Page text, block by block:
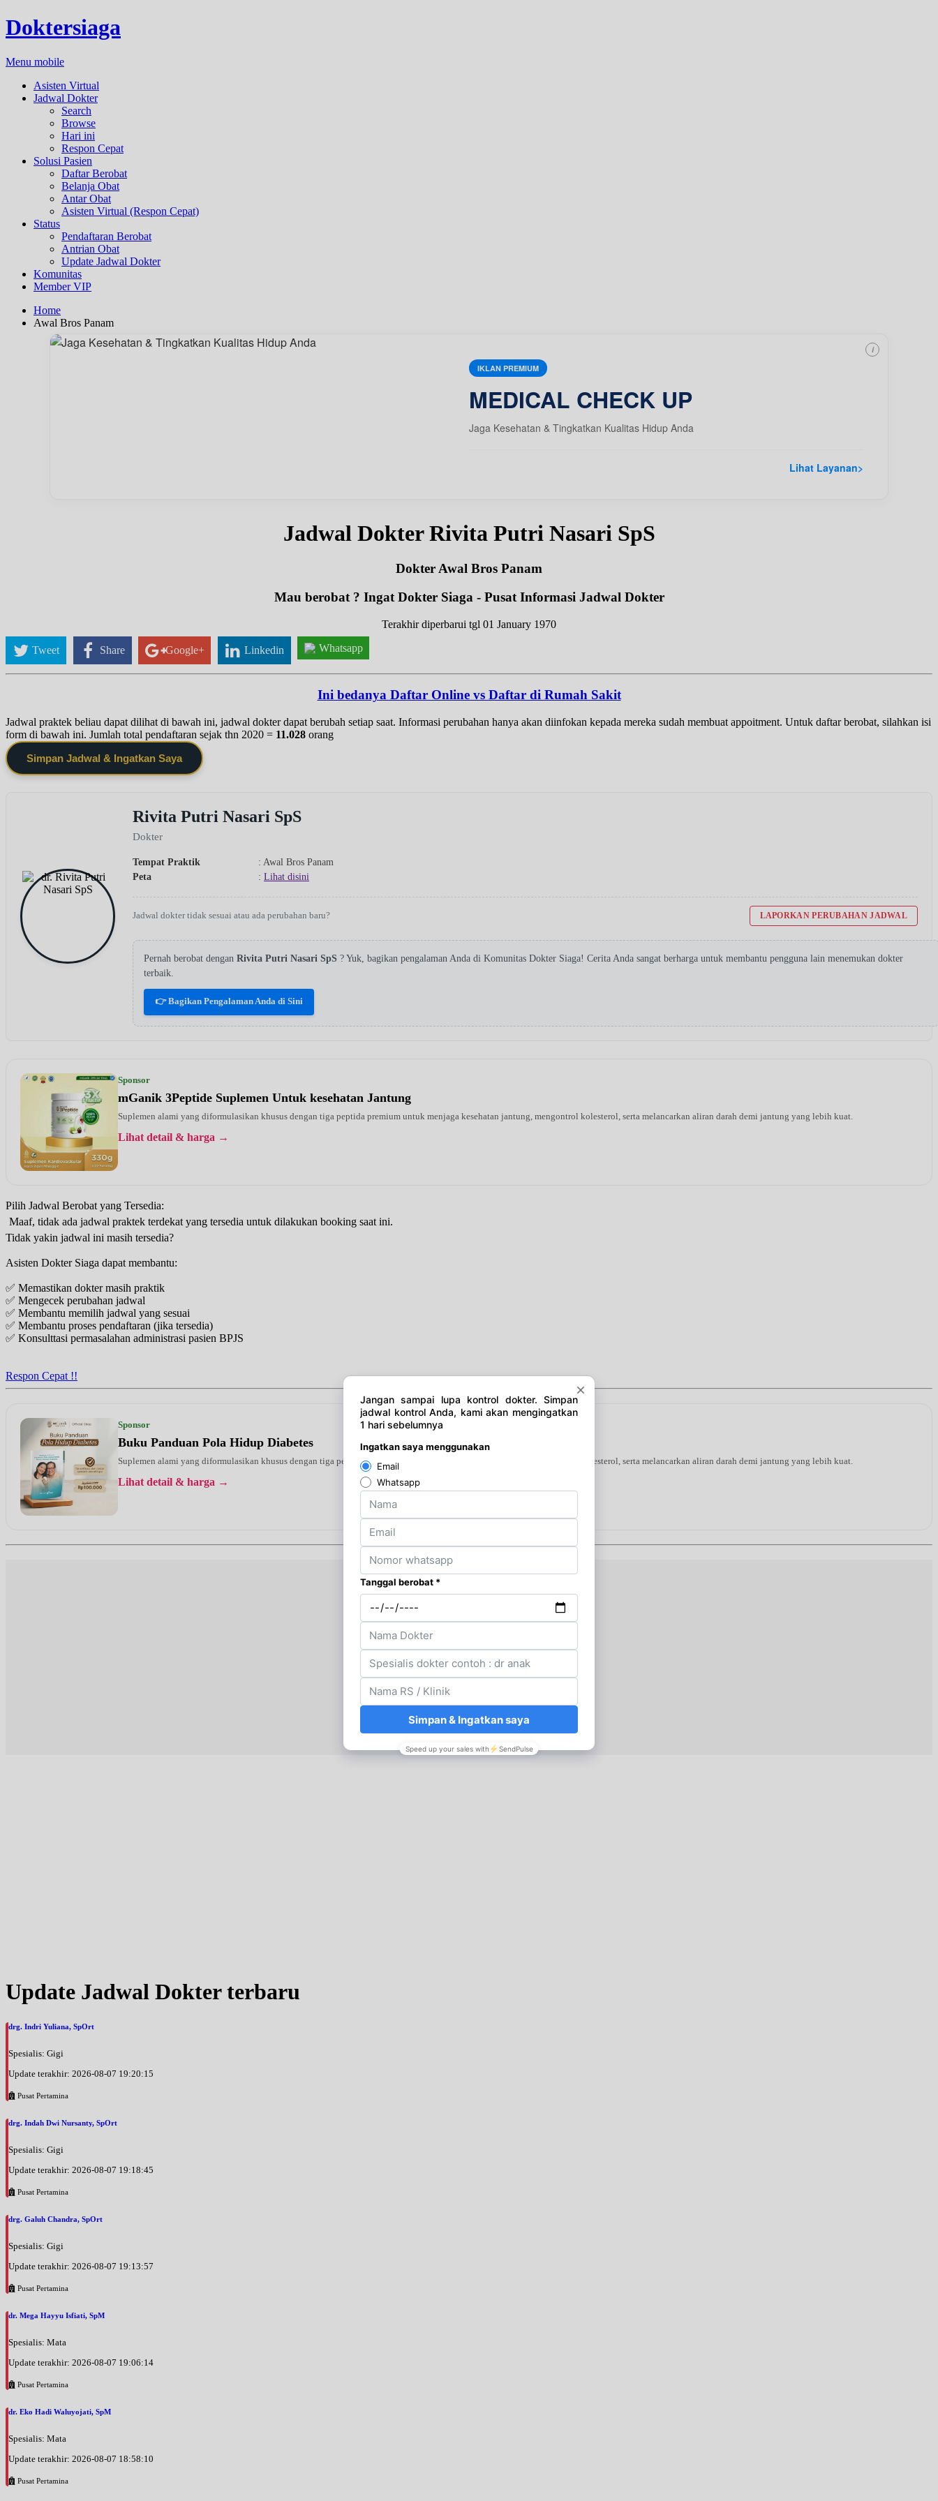
Doktersiaga
Menu mobile
Asisten Virtual
Jadwal Dokter
Search
Browse
Hari ini
Respon Cepat
Solusi Pasien
Daftar Berobat
Belanja Obat
Antar Obat
Asisten Virtual (Respon Cepat)
Status
Pendaftaran Berobat
Antrian Obat
Update Jadwal Dokter
Komunitas
Member VIP
Home
Awal Bros Panam
IKLAN PREMIUM
MEDICAL CHECK UP
Jaga Kesehatan & Tingkatkan Kualitas Hidup Anda
Lihat Layanan>
i
Jadwal Dokter Rivita Putri Nasari SpS
Dokter Awal Bros Panam
Mau berobat ? Ingat Dokter Siaga - Pusat Informasi Jadwal Dokter
Terakhir diperbarui tgl 01 January 1970
Tweet Share Google+ Linkedin Whatsapp
Ini bedanya Daftar Online vs Daftar di Rumah Sakit
Jadwal praktek beliau dapat dilihat di bawah ini, jadwal dokter dapat berubah setiap saat. Informasi perubahan hanya akan diinfokan kepada mereka sudah membuat appoitment. Untuk daftar berobat, silahkan isi
form di bawah ini. Jumlah total pendaftaran sejak thn 2020 = 11.028 orang
Simpan Jadwal & Ingatkan Saya
Rivita Putri Nasari SpS
Dokter
Tempat Praktik
: Awal Bros Panam
Peta
: Lihat disini
Jadwal dokter tidak sesuai atau ada perubahan baru? LAPORKAN PERUBAHAN JADWAL
Pernah berobat dengan Rivita Putri Nasari SpS ? Yuk, bagikan pengalaman Anda di Komunitas Dokter Siaga! Cerita Anda sangat berharga untuk membantu pengguna lain menemukan dokter
terbaik.
👉 Bagikan Pengalaman Anda di Sini
Sponsor
mGanik 3Peptide Suplemen Untuk kesehatan Jantung
Suplemen alami yang diformulasikan khusus dengan tiga peptida premium untuk menjaga kesehatan jantung, mengontrol kolesterol, serta melancarkan aliran darah demi jantung yang lebih kuat.
Lihat detail & harga →
Pilih Jadwal Berobat yang Tersedia:
Maaf, tidak ada jadwal praktek terdekat yang tersedia untuk dilakukan booking saat ini.
Tidak yakin jadwal ini masih tersedia?
Asisten Dokter Siaga dapat membantu:
✅ Memastikan dokter masih praktik
✅ Mengecek perubahan jadwal
✅ Membantu memilih jadwal yang sesuai
✅ Membantu proses pendaftaran (jika tersedia)
✅ Konsulttasi permasalahan administrasi pasien BPJS
Respon Cepat !!
Sponsor
Buku Panduan Pola Hidup Diabetes
Suplemen alami yang diformulasikan khusus dengan tiga peptida premium untuk menjaga kesehatan jantung, mengontrol kolesterol, serta melancarkan aliran darah demi jantung yang lebih kuat.
Lihat detail & harga →
Update Jadwal Dokter terbaru
drg. Indri Yuliana, SpOrt
Spesialis: Gigi
Update terakhir: 2026-08-07 19:20:15
Pusat Pertamina
drg. Indah Dwi Nursanty, SpOrt
Spesialis: Gigi
Update terakhir: 2026-08-07 19:18:45
Pusat Pertamina
drg. Galuh Chandra, SpOrt
Spesialis: Gigi
Update terakhir: 2026-08-07 19:13:57
Pusat Pertamina
dr. Mega Hayyu Isfiati, SpM
Spesialis: Mata
Update terakhir: 2026-08-07 19:06:14
Pusat Pertamina
dr. Eko Hadi Waluyojati, SpM
Spesialis: Mata
Update terakhir: 2026-08-07 18:58:10
Pusat Pertamina